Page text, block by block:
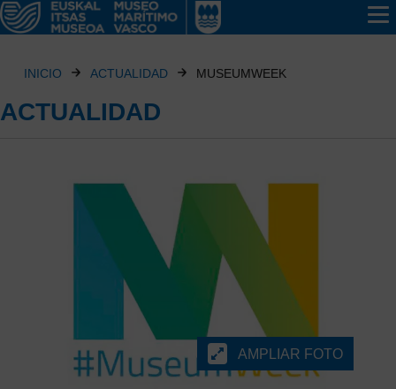
INICIO ACTUALIDAD MUSEUMWEEK
ACTUALIDAD
AMPLIAR FOTO